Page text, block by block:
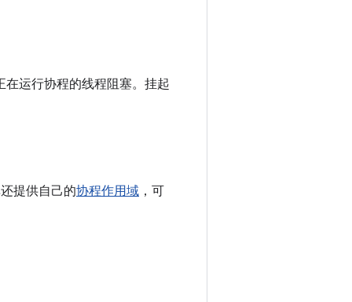
运行协程的线程阻塞。 挂起
提供自己的协程作用域 ，可